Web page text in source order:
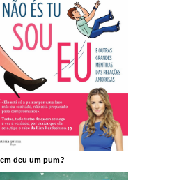
deu um pum?